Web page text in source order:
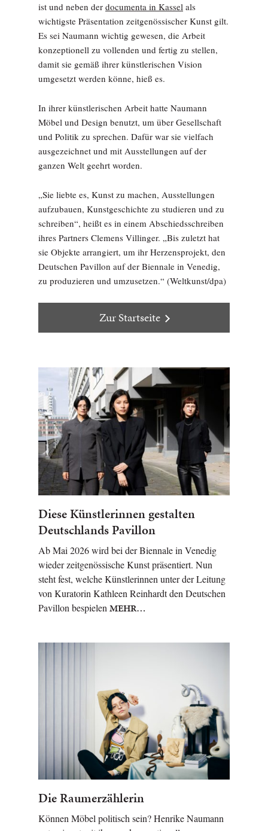
ist und neben der documenta in Kassel als
wichtigste Präsentation zeitgenössischer Kunst gilt.
Es sei Naumann wichtig gewesen, die Arbeit
konzeptionell zu vollenden und fertig zu stellen,
damit sie gemäß ihrer künstlerischen Vision
umgesetzt werden könne, hieß es.
In ihrer künstlerischen Arbeit hatte Naumann
Möbel und Design benutzt, um über Gesellschaft
und Politik zu sprechen. Dafür war sie vielfach
ausgezeichnet und mit Ausstellungen auf der
ganzen Welt geehrt worden.
„Sie liebte es, Kunst zu machen, Ausstellungen
aufzubauen, Kunstgeschichte zu studieren und zu
schreiben“, heißt es in einem Abschiedsschreiben
ihres Partners Clemens Villinger. „Bis zuletzt hat
sie Objekte arrangiert, um ihr Herzensprojekt, den
Deutschen Pavillon auf der Biennale in Venedig,
zu produzieren und umzusetzen.“ (Weltkunst/dpa)
Zur Startseite
Diese Künstlerinnen gestalten
Deutschlands Pavillon
Ab Mai 2026 wird bei der Biennale in Venedig
wieder zeitgenössische Kunst präsentiert. Nun
steht fest, welche Künstlerinnen unter der Leitung
von Kuratorin Kathleen Reinhardt den Deutschen
Pavillon bespielen MEHR…
Die Raumerzählerin
Können Möbel politisch sein? Henrike Naumann